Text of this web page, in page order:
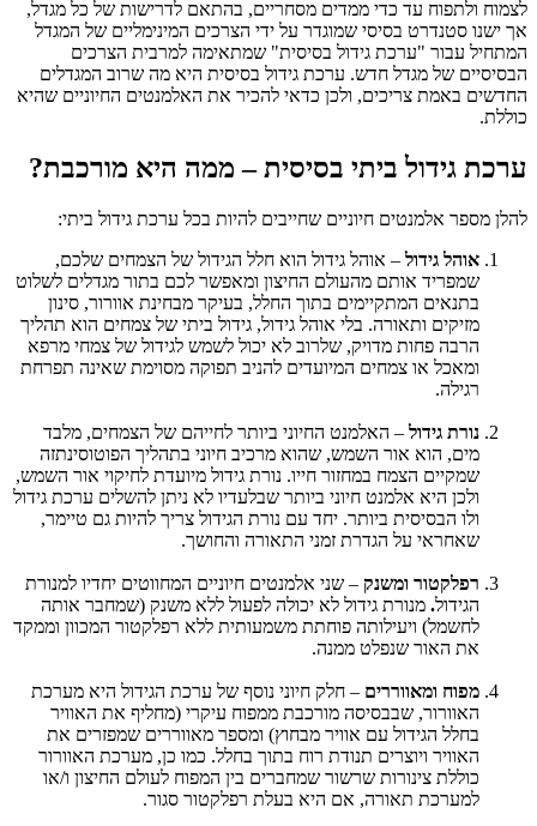
לצמוח ולתפוח עד כדי ממדים מסחריים, בהתאם לדרישות של כל מגדל,
אך ישנו סטנדרט בסיסי שמוגדר על ידי הצרכים המינימליים של המגדל
המתחיל עבור "ערכת גידול בסיסית" שמתאימה למרבית הצרכים
הבסיסיים של מגדל חדש. ערכת גידול בסיסית היא מה שרוב המגדלים
החדשים באמת צריכים, ולכן כדאי להכיר את האלמנטים החיוניים שהיא
כוללת.
ערכת גידול ביתי בסיסית – ממה היא מורכבת?
להלן מספר אלמנטים חיוניים שחייבים להיות בכל ערכת גידול ביתי:
אוהל גידול – אוהל גידול הוא חלל הגידול של הצמחים שלכם,
שמפריד אותם מהעולם החיצון ומאפשר לכם בתור מגדלים לשלוט
בתנאים המתקיימים בתוך החלל, בעיקר מבחינת אוורור, סינון
מזיקים ותאורה. בלי אוהל גידול, גידול ביתי של צמחים הוא תהליך
הרבה פחות מדויק, שלרוב לא יכול לשמש לגידול של צמחי מרפא
ומאכל או צמחים המיועדים להניב תפוקה מסוימת שאינה תפרחת
רגילה.
נורת גידול – האלמנט החיוני ביותר לחייהם של הצמחים, מלבד
מים, הוא אור השמש, שהוא מרכיב חיוני בתהליך הפוטוסינתזה
שמקיים הצמח במחזור חייו. נורת גידול מיועדת לחיקוי אור השמש,
ולכן היא אלמנט חיוני ביותר שבלעדיו לא ניתן להשלים ערכת גידול
ולו הבסיסית ביותר. יחד עם נורת הגידול צריך להיות גם טיימר,
שאחראי על הגדרת זמני התאורה והחושך.
רפלקטור ומשנק – שני אלמנטים חיוניים המחווטים יחדיו למנורת
הגידול. מנורת גידול לא יכולה לפעול ללא משנק (שמחבר אותה
לחשמל) ויעילותה פוחתת משמעותית ללא רפלקטור המכוון וממקד
את האור שנפלט ממנה.
מפוח ומאווררים – חלק חיוני נוסף של ערכת הגידול היא מערכת
האוורור, שבבסיסה מורכבת ממפוח עיקרי (מחליף את האוויר
בחלל הגידול עם אוויר מבחוץ) ומספר מאווררים שמפזרים את
האוויר ויוצרים תנודת רוח בתוך בחלל. כמו כן, מערכת האוורור
כוללת צינורות שרשור שמחברים בין המפוח לעולם החיצון ו/או
למערכת תאורה, אם היא בעלת רפלקטור סגור.